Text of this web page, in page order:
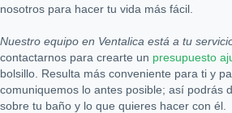
nosotros para hacer tu vida más fácil.
Nuestro equipo en Ventalica está a tu
contactarnos para crearte un presupuesto
bolsillo. Resulta más conveniente para ti y
comuniquemos lo antes posible; así podrás
sobre tu baño y lo que quieres hacer con él.